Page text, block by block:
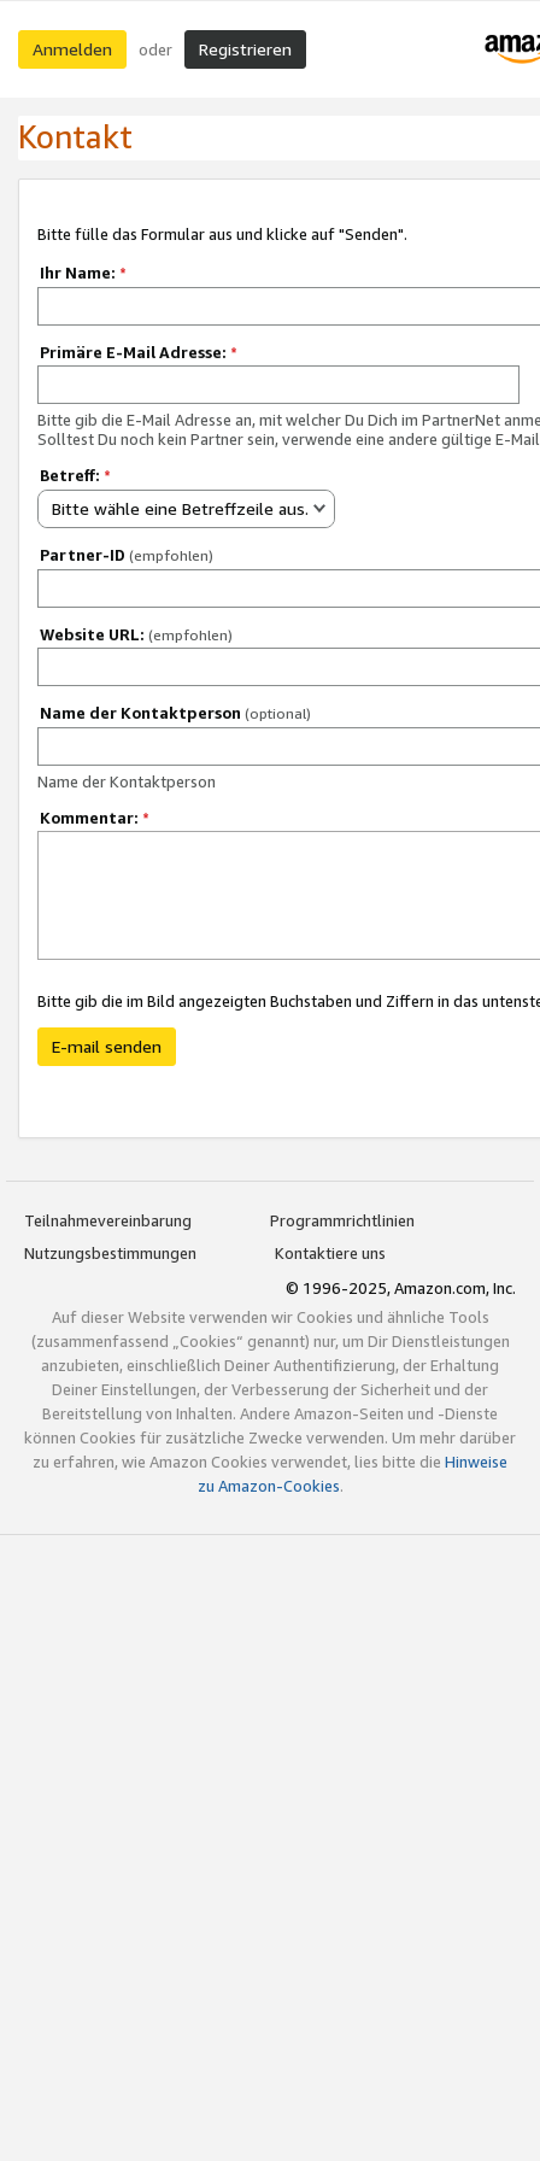
Anmelden oder Registrieren
Kontakt
Bitte fülle das Formular aus und klicke auf "Senden".
Ihr Name: *
Primäre E-Mail Adresse: *
Bitte gib die E-Mail Adresse an, mit welcher Du Dich im PartnerNet
Solltest Du noch kein Partner sein, verwende eine andere gültige E-
Betreff: *
Bitte wähle eine Betreffzeile aus.
Partner-ID (empfohlen)
Website URL: (empfohlen)
Name der Kontaktperson (optional)
Name der Kontaktperson
Kommentar: *
Bitte gib die im Bild angezeigten Buchstaben und Ziffern in das
E-mail senden
Teilnahmevereinbarung
Programmrichtlinien
Nutzungsbestimmungen
Kontaktiere uns
© 1996-2025, Amazon.com, Inc.
Auf dieser Website verwenden wir Cookies und ähnliche Tools
(zusammenfassend „Cookies“ genannt) nur, um Dir Dienstleistungen
anzubieten, einschließlich Deiner Authentifizierung, der Erhaltung
Deiner Einstellungen, der Verbesserung der Sicherheit und der
Bereitstellung von Inhalten. Andere Amazon-Seiten und -Dienste
können Cookies für zusätzliche Zwecke verwenden. Um mehr darüber
zu erfahren, wie Amazon Cookies verwendet, lies bitte die Hinweise
zu Amazon-Cookies.